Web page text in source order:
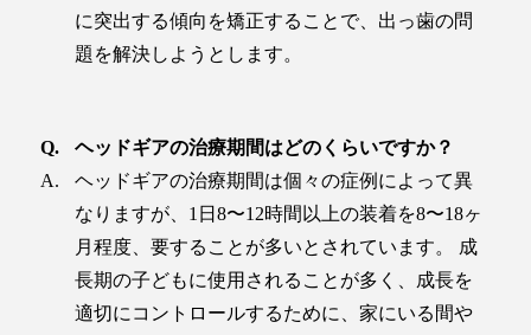
に突出する傾向を矯正することで、出っ歯の問
題を解決しようとします。
ヘッドギアの治療期間はどのくらいですか？
ヘッドギアの治療期間は個々の症例によって異
なりますが、1日8〜12時間以上の装着を8〜18ヶ
月程度、要することが多いとされています。 成
長期の子どもに使用されることが多く、成長を
適切にコントロールするために、家にいる間や